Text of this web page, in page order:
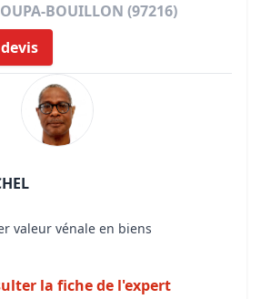
BOUILLON (97216)
valeur vénale en biens
la fiche de l'expert